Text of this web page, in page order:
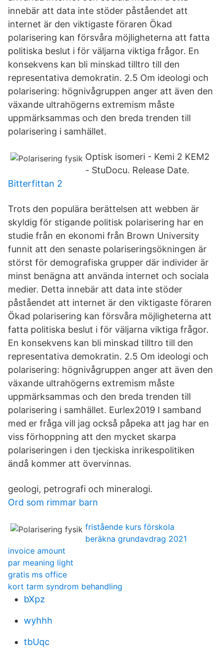
innebär att data inte stöder påståendet att
internet är den viktigaste föraren Ökad
polarisering kan försvåra möjligheterna att fatta
politiska beslut i för väljarna viktiga frågor. En
konsekvens kan bli minskad tilltro till den
representativa demokratin. 2.5 Om ideologi och
polarisering: högnivågruppen anger att även den
växande ultrahögerns extremism måste
uppmärksammas och den breda trenden till
polarisering i samhället.
Optisk isomeri - Kemi 2 KEM2
- StuDocu. Release Date.
Bitterfittan 2
Trots den populära berättelsen att webben är
skyldig för stigande politisk polarisering har en
studie från en ekonomi från Brown University
funnit att den senaste polariseringsökningen är
störst för demografiska grupper där individer är
minst benägna att använda internet och sociala
medier. Detta innebär att data inte stöder
påståendet att internet är den viktigaste föraren
Ökad polarisering kan försvåra möjligheterna att
fatta politiska beslut i för väljarna viktiga frågor.
En konsekvens kan bli minskad tilltro till den
representativa demokratin. 2.5 Om ideologi och
polarisering: högnivågruppen anger att även den
växande ultrahögerns extremism måste
uppmärksammas och den breda trenden till
polarisering i samhället. Eurlex2019 I samband
med er fråga vill jag också påpeka att jag har en
viss förhoppning att den mycket skarpa
polariseringen i den tjeckiska inrikespolitiken
ändå kommer att övervinnas.
geologi, petrografi och mineralogi.
Ord som rimmar barn
fristående kurs förskola
beräkna grundavdrag 2021
invoice amount
par meaning light
gratis ms office
kort tarm syndrom behandling
bXpz
wyhhh
tbUqc